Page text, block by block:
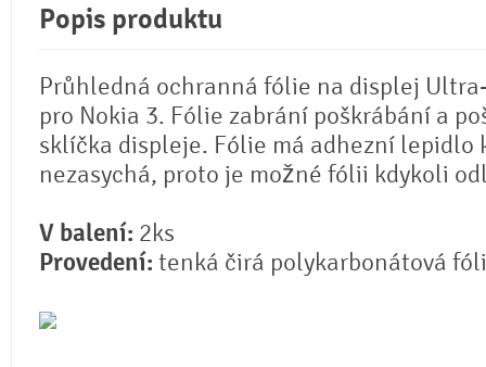
Popis produktu
Průhledná ochranná fólie na displej
pro Nokia 3. Fólie zabrání poškrábání a
sklíčka displeje. Fólie má adhezní lepidlo
nezasychá, proto je možné fólii kdykoli
V balení: 2ks
Provedení: tenká čirá polykarbonátová